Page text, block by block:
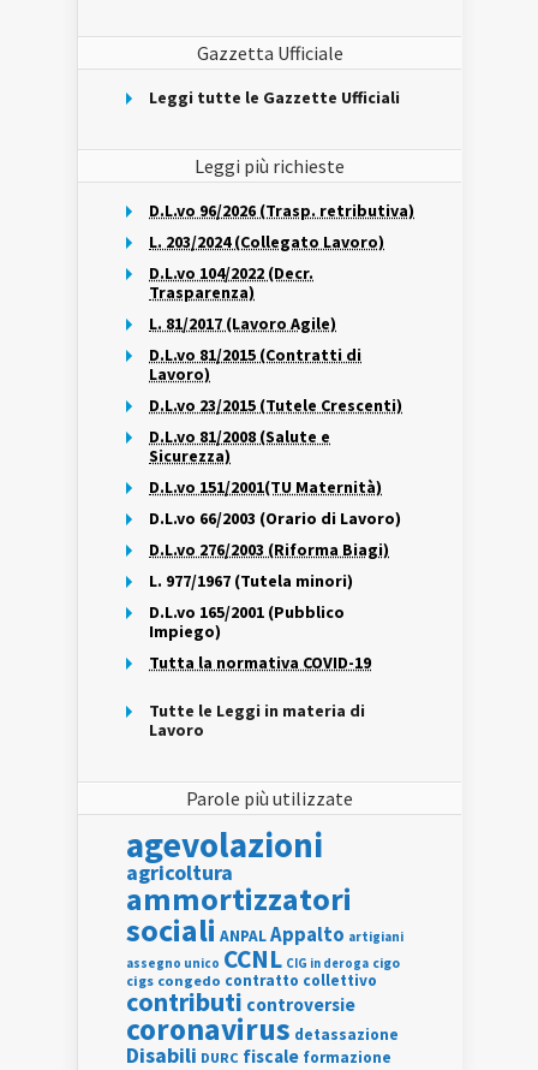
Gazzetta Ufficiale
Leggi tutte le Gazzette Ufficiali
Leggi più richieste
D.L.vo 96/2026 (Trasp. retributiva)
L. 203/2024 (Collegato Lavoro)
D.L.vo 104/2022 (Decr.
Trasparenza)
L. 81/2017 (Lavoro Agile)
D.L.vo 81/2015 (Contratti di
Lavoro)
D.L.vo 23/2015 (Tutele Crescenti)
D.L.vo 81/2008 (Salute e
Sicurezza)
D.L.vo 151/2001(TU Maternità)
D.L.vo 66/2003 (Orario di Lavoro)
D.L.vo 276/2003 (Riforma Biagi)
L. 977/1967 (Tutela minori)
D.L.vo 165/2001 (Pubblico
Impiego)
Tutta la normativa COVID-19
Tutte le Leggi in materia di
Lavoro
Parole più utilizzate
agevolazioni
agricoltura
ammortizzatori
sociali ANPALAppalto artigiani
assegno unico CCNL CIG in deroga cigo
cigs congedo contratto collettivo
contributi controversie
coronavirus detassazione
Disabili DURC fiscale formazione